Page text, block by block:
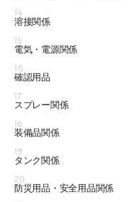
14
溶接関係
15
電気・電源関係
16
確認用品
17
スプレー関係
18
装備品関係
19
タンク関係
20
防災用品・安全用品関係